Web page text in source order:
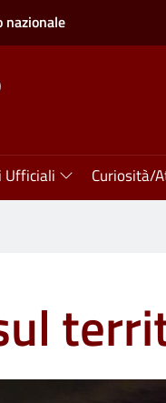
Ufficiali Curiosità/